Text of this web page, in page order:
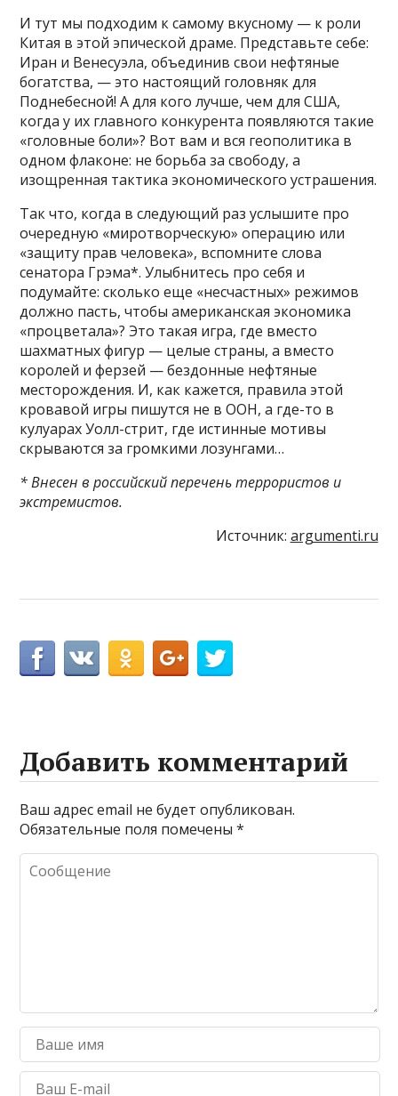
И тут мы подходим к самому вкусному — к роли
Китая в этой эпической драме. Представьте себе:
Иран и Венесуэла, объединив свои нефтяные
богатства, — это настоящий головняк для
Поднебесной! А для кого лучше, чем для США,
когда у их главного конкурента появляются такие
«головные боли»? Вот вам и вся геополитика в
одном флаконе: не борьба за свободу, а
изощренная тактика экономического устрашения.
Так что, когда в следующий раз услышите про
очередную «миротворческую» операцию или
«защиту прав человека», вспомните слова
сенатора Грэма*. Улыбнитесь про себя и
подумайте: сколько еще «несчастных» режимов
должно пасть, чтобы американская экономика
«процветала»? Это такая игра, где вместо
шахматных фигур — целые страны, а вместо
королей и ферзей — бездонные нефтяные
месторождения. И, как кажется, правила этой
кровавой игры пишутся не в ООН, а где-то в
кулуарах Уолл-стрит, где истинные мотивы
скрываются за громкими лозунгами…
* Внесен в российский перечень террористов и
экстремистов.
Источник: argumenti.ru
Добавить комментарий
Ваш адрес email не будет опубликован.
Обязательные поля помечены*